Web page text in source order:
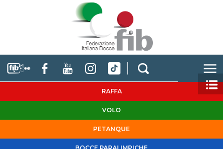
RAFFA
VOLO
PETANQUE
BOCCE PARALIMPICHE